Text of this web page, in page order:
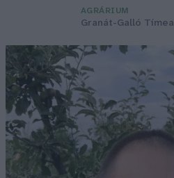
AGRÁRIUM
Granát-Galló Tímea